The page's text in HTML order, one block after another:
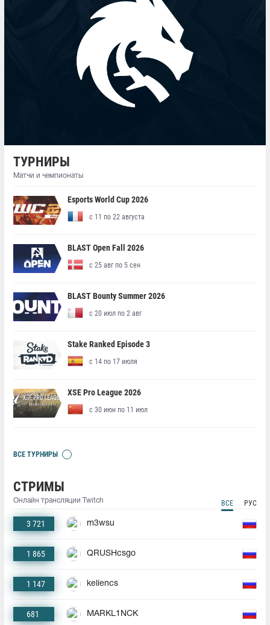
ТУРНИРЫ
Матчи и чемпионаты
Esports World Cup 2026
с 11 по 22 августа
BLAST Open Fall 2026
с 25 авг по 5 сен
BLAST Bounty Summer 2026
с 20 июл по 2 авг
Stake Ranked Episode 3
с 14 по 17 июля
XSE Pro League 2026
с 30 июн по 11 июл
ВСЕ ТУРНИРЫ
СТРИМЫ
Онлайн трансляции Twitch ВСЕ РУС
3 721 m3wsu
1 865 QRUSHcsgo
1 147 keliencs
681 MARKL1NCK